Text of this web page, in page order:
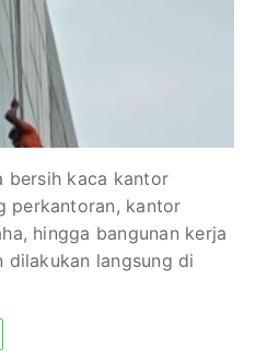
bersih kaca kantor
perkantoran, kantor
hingga bangunan kerja
dilakukan langsung di